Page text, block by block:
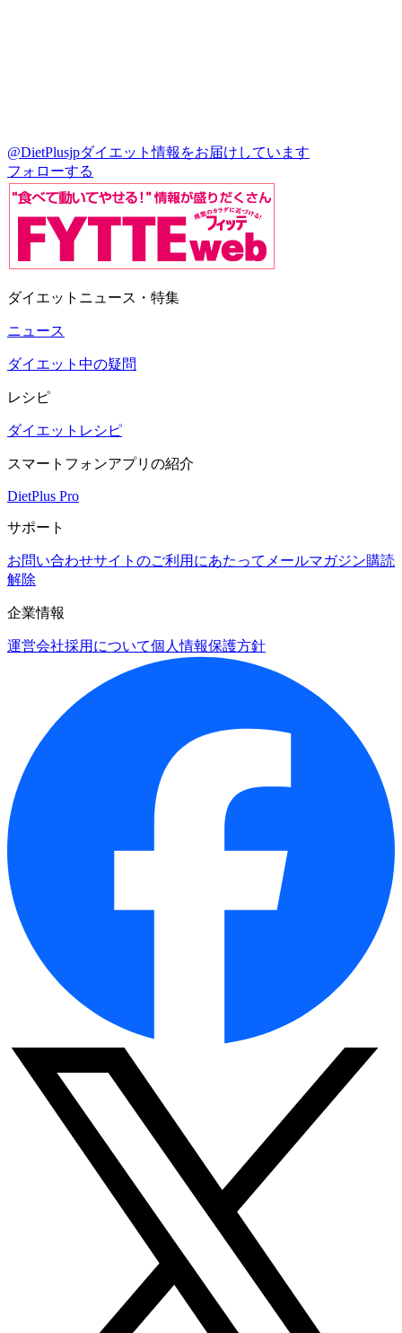
@DietPlusjpダイエット情報をお届けしています
フォローする
ダイエットニュース・特集
ニュース
ダイエット中の疑問
レシピ
ダイエットレシピ
スマートフォンアプリの紹介
DietPlus Pro
サポート
お問い合わせサイトのご利用にあたって メールマガジン購読
解除
企業情報
運営会社採用について個人情報保護方針